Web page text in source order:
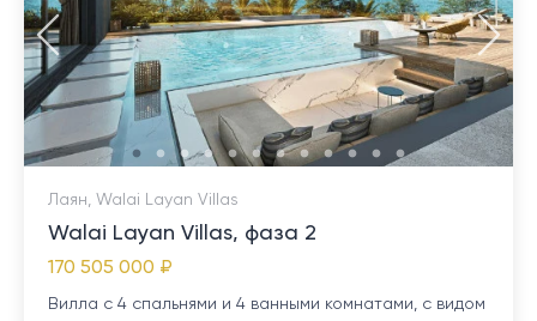
Лаян, Walai Layan Villas
Walai Layan Villas, фаза 2
170 505 000 ₽
Вилла с 4 спальнями и 4 ванными комнатами, с видом